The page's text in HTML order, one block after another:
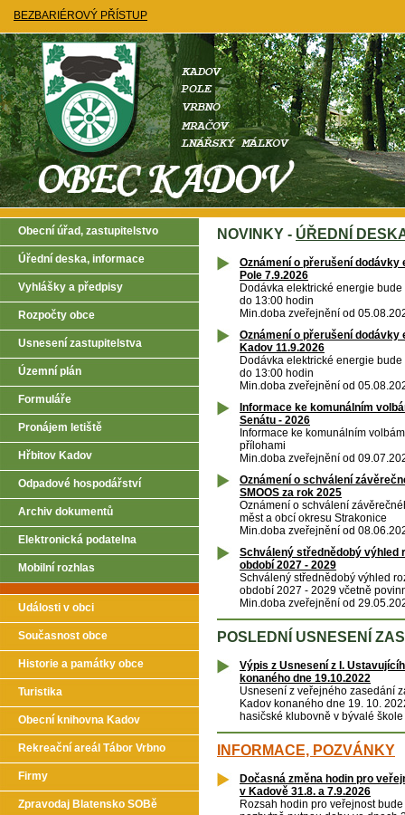
BEZBARIÉROVÝ PŘÍSTUP
NOVINKY - ÚŘEDNÍ
Oznámení o přerušení dodávky
Pole 7.9.2026
Dodávka elektrické energie
do 13:00 hodin
Min.doba zveřejnění od
Oznámení o přerušení dodávky
Kadov 11.9.2026
Dodávka elektrické energie
do 13:00 hodin
Min.doba zveřejnění od
Informace ke komunálním
Senátu - 2026
Informace ke komunálním
přílohami
Min.doba zveřejnění od
Oznámení o schválení
SMOOS za rok 2025
Oznámení o schválení
měst a obcí okresu Strakonice
Min.doba zveřejnění od
Schválený střednědobý výhled
období 2027 - 2029
Schválený střednědobý výhled
období 2027 - 2029 včetně
Min.doba zveřejnění od
POSLEDNÍ USNESENÍ
Výpis z Usnesení z I.
konaného dne 19.10.2022
Usnesení z veřejného zasedání
Kadov konaného dne 19. 10.
hasičské klubovně v bývalé
INFORMACE, POZVÁNKY
Dočasná změna hodin pro
v Kadově 31.8. a 7.9.2026
Rozsah hodin pro veřejnost
Obecní úřad, zastupitelstvo
Úřední deska, informace
Vyhlášky a předpisy
Rozpočty obce
Usnesení zastupitelstva
Územní plán
Formuláře
Pronájem letiště
Hřbitov Kadov
Odpadové hospodářství
Archiv dokumentů
Elektronická podatelna
Mobilní rozhlas
Události v obci
Současnost obce
Historie a památky obce
Turistika
Obecní knihovna Kadov
Rekreační areál Tábor Vrbno
Firmy
Zpravodaj Blatensko SOBě